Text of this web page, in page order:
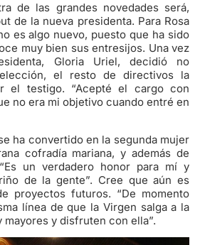
grandes novedades será,
de la nueva presidenta. Para Rosa
es algo nuevo, puesto que ha sido
muy bien sus entresijos. Una vez
Gloria Uriel, decidió no
el resto de directivos la
el testigo. “Acepté el cargo con
no era mi objetivo cuando entré en
convertido en la segunda mujer
cofradía mariana, y además de
un verdadero honor para mí y
de la gente”. Cree que aún es
proyectos futuros. “De momento
línea de que la Virgen salga a la
mayores y disfruten con ella”.